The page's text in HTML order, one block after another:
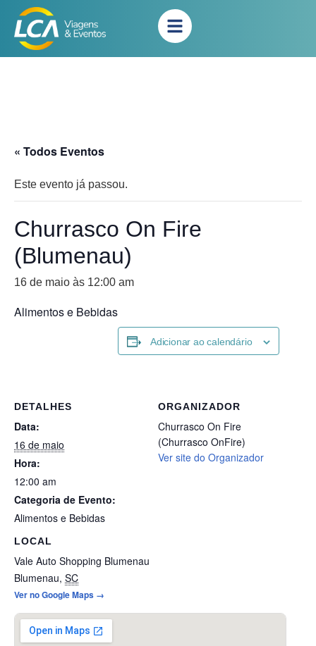
« Todos Eventos
Este evento já passou.
Churrasco On Fire
(Blumenau)
16 de maio às 12:00 am
Alimentos e Bebidas
Adicionar ao calendário
DETALHES
Data:
16 de maio
Hora:
12:00 am
Categoria de Evento:
Alimentos e Bebidas
LOCAL
Vale Auto Shopping Blumenau
Blumenau, SC
Ver no Google Maps →
ORGANIZADOR
Churrasco On Fire
(Churrasco OnFire)
Ver site do Organizador